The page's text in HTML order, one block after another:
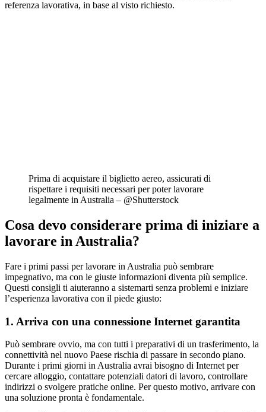
referenza lavorativa, in base al visto richiesto.
Prima di acquistare il biglietto aereo, assicurati di
rispettare i requisiti necessari per poter lavorare
legalmente in Australia – @Shutterstock
Cosa devo considerare prima di iniziare a
lavorare in Australia?
Fare i primi passi per lavorare in Australia può sembrare
impegnativo, ma con le giuste informazioni diventa più semplice.
Questi consigli ti aiuteranno a sistemarti senza problemi e iniziare
l’esperienza lavorativa con il piede giusto:
1. Arriva con una connessione Internet garantita
Può sembrare ovvio, ma con tutti i preparativi di un trasferimento, la
connettività nel nuovo Paese rischia di passare in secondo piano.
Durante i primi giorni in Australia avrai bisogno di Internet per
cercare alloggio, contattare potenziali datori di lavoro, controllare
indirizzi o svolgere pratiche online. Per questo motivo, arrivare con
una soluzione pronta è fondamentale.